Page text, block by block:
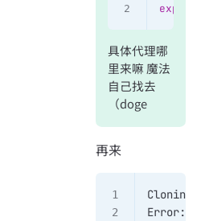
export
具体代理哪
里来嘛 魔法
自己找去
（doge
再来
Cloning
Error: